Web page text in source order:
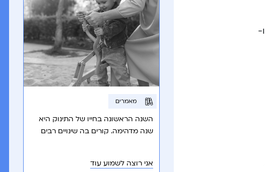
נמצאו הבדלים בדפוסי ההשתתפות ובגורמי הסביבה בקרב ילדים עם מוגבלויות (ADHD ו-
מאמרים
השנה הראשונה בחייו של התינוק היא
שנה מדהימה. קורים בה שינויים רבים
אני רוצה לשמוע עוד